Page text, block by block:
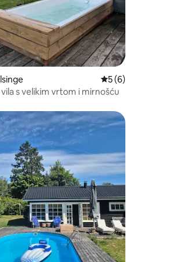
Prosječna
5 (6)
s velikim vrtom i mirnošću